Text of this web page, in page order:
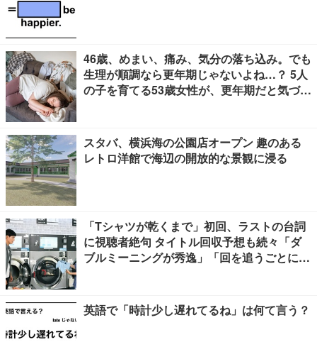
46歳、めまい、痛み、気分の落ち込み。でも
生理が順調なら更年期じゃないよね…？ 5人
の子を育てる53歳女性が、更年期だと気づく
スタバ、横浜海の公園店オープン 趣のある
レトロ洋館で海辺の開放的な景観に浸る
「Tシャツが乾くまで」初回、ラストの台詞
に視聴者絶句 タイトル回収予想も続々「ダ
ブルミーニングが秀逸」「回を追うごとに意
英語で「時計少し遅れてるね」は何て言う？